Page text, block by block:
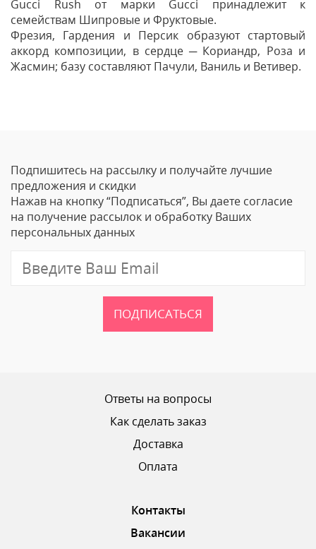
Gucci Rush от марки Gucci принадлежит к
семействам Шипровые и Фруктовые.
Фрезия, Гардения и Персик образуют стартовый
аккорд композиции, в сердце ─ Кориандр, Роза и
Жасмин; базу составляют Пачули, Ваниль и Ветивер.
Ваше Имя
Email
ОТПРАВИТЬ ОТЗЫВ
Подпишитесь на рассылку и получайте лучшие
предложения и скидки
Нажав на кнопку “Подписаться”, Вы даете согласие
на получение рассылок и обработку Ваших
персональных данных
ПОДПИСАТЬСЯ
Ответы на вопросы
Как сделать заказ
Доставка
Оплата
Контакты
Вакансии